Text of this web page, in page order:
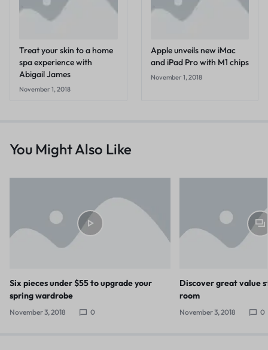
Treat your skin to a home
spa experience with
Abigail James
November 1, 2018
Apple unveils new iMac
and iPad Pro with M1 chips
November 1, 2018
You Might Also Like
Six pieces under $55 to upgrade your
spring wardrobe
November 3, 2018 0
Discover great value
room
November 3, 2018 0